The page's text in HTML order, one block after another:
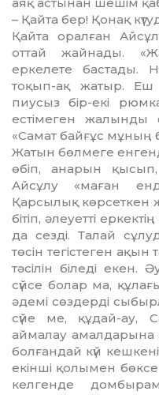
аяқ астынан шешім
– Қайта бер! Қонақ
Қайта оралған
оттай жай­на­ды.
еркелете бастады.
тоқып-ақ жатыр.
пиусыз бір-екі
естімеген жа­лын­ды
«Са­мат байғұс мұның
Жатын бөлмеге
өбіп, ан­а­рын қысып,
Айсұлу «маған
Қарсылық көр­сеткен
бітіп, әлеуетті
да сезді. Талай
төсін тегістеген
тәсілін біледі екен.
сүйсе болар ма,
әдемі сөздерді
сүйе ме, құ­дай-ау,
аймалау амалдарына
болғандай күй
екінші қолымен бөксе
келгенде